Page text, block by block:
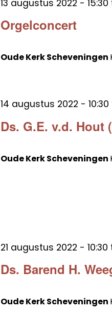
Orgelconcert
13 augustus 2022 - 15:30
Oude Kerk Scheveningen
Ds. G.E. v.d. Hout
14 augustus 2022 - 10:30
Oude Kerk Scheveningen
Ds. Barend H.
21 augustus 2022 - 10:30
Oude Kerk Scheveningen